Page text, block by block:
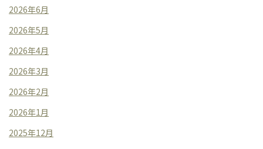
2026年6月
2026年5月
2026年4月
2026年3月
2026年2月
2026年1月
2025年12月